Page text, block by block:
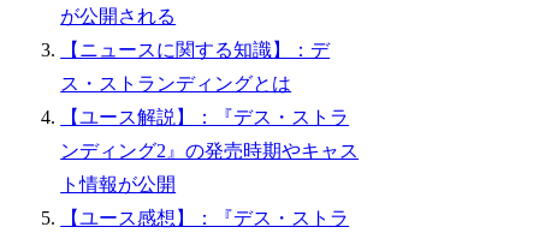
が公開される
【ニュースに関する知識】：デ
ス・ストランディングとは
【ユース解説】：『デス・ストラ
ンディング2』の発売時期やキャス
ト情報が公開
【ユース感想】：『デス・ストラ